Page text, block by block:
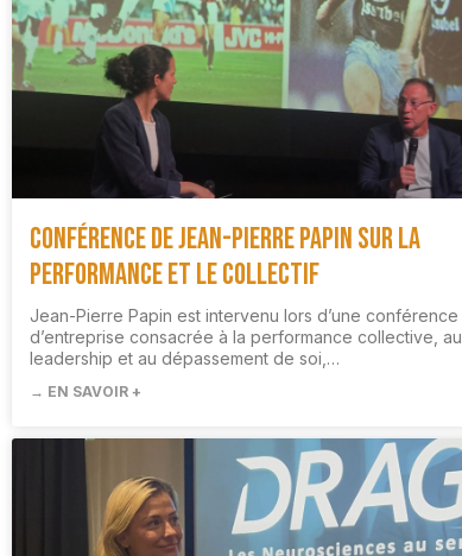
Conférence de Jean-Pierre Papin sur la
performance et le collectif
Jean-Pierre Papin est intervenu lors d’une conférence
d’entreprise consacrée à la performance collective, au
leadership et au dépassement de soi,…
→ EN SAVOIR +